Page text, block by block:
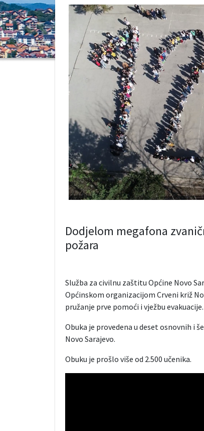
Dodjelom megafona
požara
Služba za civilnu zaštitu Općine Novo
Općinskom organizacijom Crveni križ
pružanje prve pomoći i vježbu evakuacije.
Obuka je provedena u deset osnovnih i
Novo Sarajevo.
Obuku je prošlo više od 2.500 učenika.